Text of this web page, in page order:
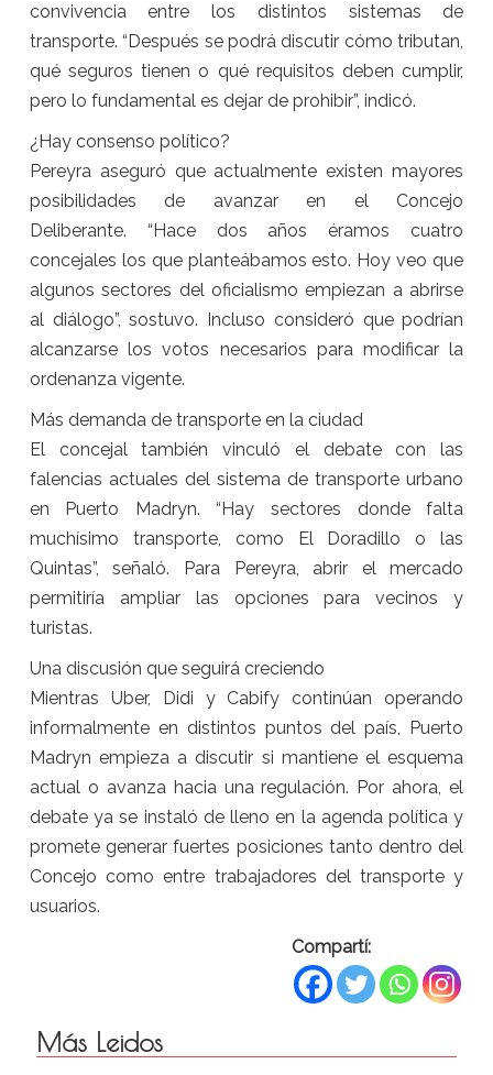
convivencia entre los distintos sistemas de
transporte. “Después se podrá discutir cómo tributan,
qué seguros tienen o qué requisitos deben cumplir,
pero lo fundamental es dejar de prohibir”, indicó.
¿Hay consenso político?
Pereyra aseguró que actualmente existen mayores
posibilidades de avanzar en el Concejo
Deliberante. “Hace dos años éramos cuatro
concejales los que planteábamos esto. Hoy veo que
algunos sectores del oficialismo empiezan a abrirse
al diálogo”, sostuvo. Incluso consideró que podrían
alcanzarse los votos necesarios para modificar la
ordenanza vigente.
Más demanda de transporte en la ciudad
El concejal también vinculó el debate con las
falencias actuales del sistema de transporte urbano
en Puerto Madryn. “Hay sectores donde falta
muchísimo transporte, como El Doradillo o las
Quintas”, señaló. Para Pereyra, abrir el mercado
permitiría ampliar las opciones para vecinos y
turistas.
Una discusión que seguirá creciendo
Mientras Uber, Didi y Cabify continúan operando
informalmente en distintos puntos del país, Puerto
Madryn empieza a discutir si mantiene el esquema
actual o avanza hacia una regulación. Por ahora, el
debate ya se instaló de lleno en la agenda política y
promete generar fuertes posiciones tanto dentro del
Concejo como entre trabajadores del transporte y
usuarios.
Compartí:
Más Leidos